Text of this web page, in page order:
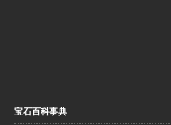
宝石百科事典